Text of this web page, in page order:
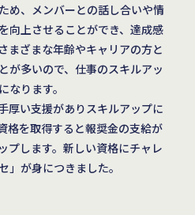
め、メンバーとの話し合いや情
向上させることができ、達成感
まざまな年齢やキャリアの方と
が多いので、仕事のスキルアッ
なります。
厚い支援がありスキルアップに
格を取得すると報奨金の支給が
プします。新しい資格にチャレ
」が身につきました。